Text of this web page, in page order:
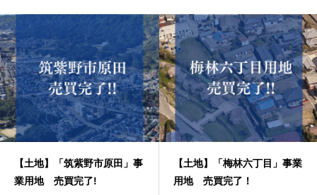
【土地】「筑紫野市原田」事
業用地 売買完了!
【土地】「梅林六丁目」事業
用地 売買完了！